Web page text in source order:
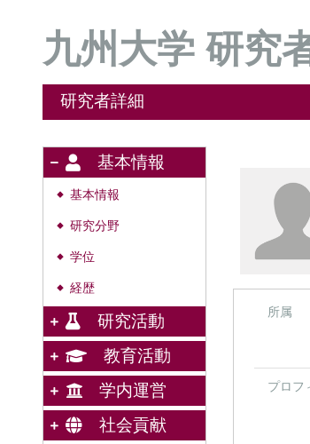
九州大学 研究
研究者詳細
基本情報
◆ 基本情報
◆ 研究分野
◆ 学位
◆ 経歴
研究活動
教育活動
学内運営
社会貢献
所属
プロフ